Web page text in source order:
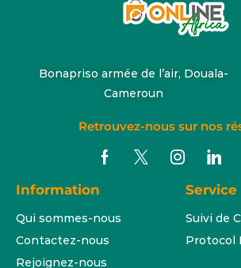
Bonapriso armée de l’air, Douala-
Cameroun
Retrouvez-nous sur nos
Information
Qui sommes-nous
Contactez-nous
Rejoignez-nous
Suivi de
Protocol